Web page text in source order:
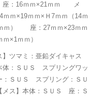
：16ｍｍ×21ｍｍ メ
ｍｍ×19ｍｍ×Ｈ7ｍｍ（14ｍ
ｍ） 座：27ｍｍ×23ｍｍ
ｍ×1ｍｍ）
】ツマミ：亜鉛ダイキャス
：ＳＵＳ スプリングワッ
：ＳＵＳ スプリング：ＳＵ
ス】本体：ＳＵＳ 座：Ｓ